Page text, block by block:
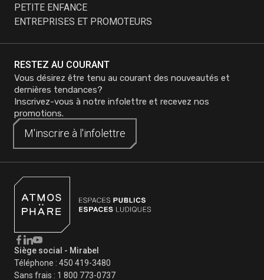
Siège social - Mirabel
Téléphone : 450 419-3480
Sans frais : 1 800 773-0737
RESTEZ AU COURANT
Vous désirez être tenu au courant des nouveautés et
dernières tendances?
Inscrivez-vous à notre infolettre et recevez nos
promotions.
M'inscrire à l'infolettre
M'inscrire à l'infolettre
PETITE ENFANCE
ENTREPRISES ET PROMOTEURS